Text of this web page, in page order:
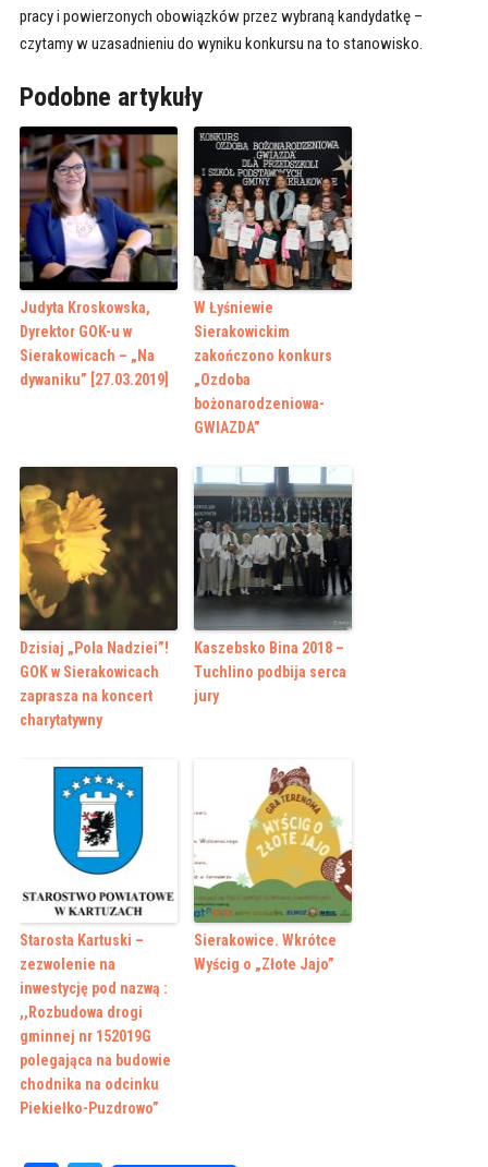
pracy i powierzonych obowiązków przez wybraną kandydatkę –
czytamy w uzasadnieniu do wyniku konkursu na to stanowisko.
Podobne artykuły
Judyta Kroskowska,
Dyrektor GOK-u w
Sierakowicach – „Na
dywaniku” [27.03.2019]
W Łyśniewie
Sierakowickim
zakończono konkurs
„Ozdoba
bożonarodzeniowa-
GWIAZDA”
Dzisiaj „Pola Nadziei”!
GOK w Sierakowicach
zaprasza na koncert
charytatywny
Kaszebsko Bina 2018 –
Tuchlino podbija serca
jury
Starosta Kartuski –
zezwolenie na
inwestycję pod nazwą :
,,Rozbudowa drogi
gminnej nr 152019G
polegająca na budowie
chodnika na odcinku
Piekiełko-Puzdrowo”
Sierakowice. Wkrótce
Wyścig o „Złote Jajo”